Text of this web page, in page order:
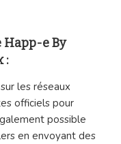
Happ-e By
:
les réseaux
officiels pour
possible
en envoyant des